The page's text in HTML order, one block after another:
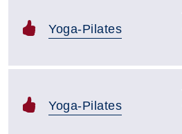
Yoga-Pilates
Yoga-Pilates